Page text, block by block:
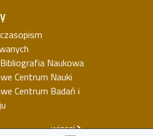
Naukowa
Centrum Nauki
Centrum Badań i
więcej